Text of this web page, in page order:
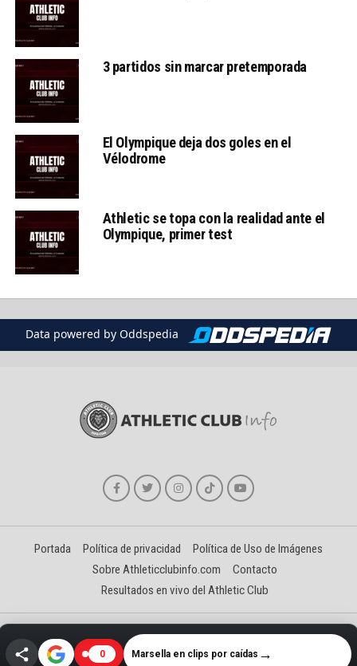
3 partidos sin marcar pretemporada
El Olympique deja dos goles en el
Vélodrome
Athletic se topa con la realidad ante el
Olympique, primer test
Data powered by Oddspedia
Portada Política de privacidad
Política de Uso de Imágenes
Sobre Athleticclubinfo.com
Contacto
Resultados en vivo del Athletic Club
Creado y gestionado por David Benéitez Landeta
0 Marsella en clips por caídas →